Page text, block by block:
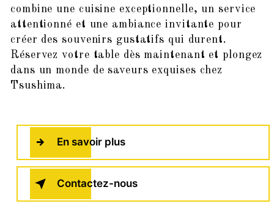
combine une cuisine exceptionnelle, un service
attentionné et une ambiance invitante pour
créer des souvenirs gustatifs qui durent.
Réservez votre table dès maintenant et plongez
dans un monde de saveurs exquises chez
Tsushima.
En savoir plus
Contactez-nous